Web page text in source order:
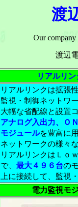
渡
Our company
渡辺
リアルリ
リアルリンクは拡張
監視・制御ネットワ
大幅な省配線と設置
アナログ入出力、Ｏ
モジュールを豊富に
ネットワークの様々
リアルリンクはＬｏ
で、 最大４９６台の
上に接続して、監視
電力監視モ